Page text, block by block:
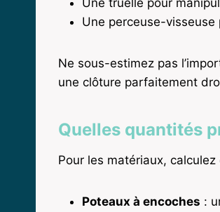
Une perceuse-visseuse
Ne sous-estimez pas
une clôture parfaitement
Quelles quantités
Pour les matériaux,
Poteaux à encoches :